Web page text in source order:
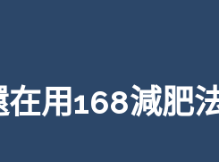
用168減肥